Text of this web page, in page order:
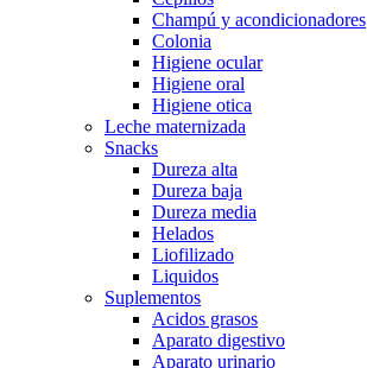
Champú y acondicionadores
Colonia
Higiene ocular
Higiene oral
Higiene otica
Leche maternizada
Snacks
Dureza alta
Dureza baja
Dureza media
Helados
Liofilizado
Liquidos
Suplementos
Acidos grasos
Aparato digestivo
Aparato urinario